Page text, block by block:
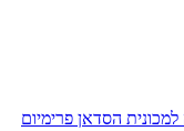
הסדאן פרימיום